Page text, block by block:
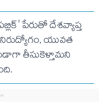
పేరుతో దేశవ్యాప్త
యువత
తీసుకెళ్తామని